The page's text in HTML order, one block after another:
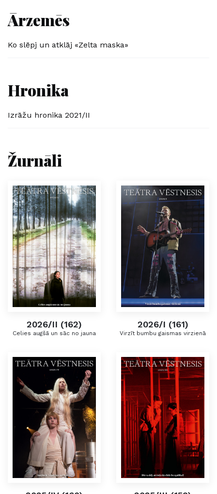
Ārzemēs
Ko slēpj un atklāj «Zelta maska»
Hronika
Izrāžu hronika 2021/II
Žurnāli
2026/II (162)
Celies augšā un sāc no jauna
2026/I (161)
Virzīt bumbu gaismas virzienā